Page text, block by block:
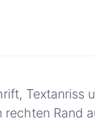
Rand